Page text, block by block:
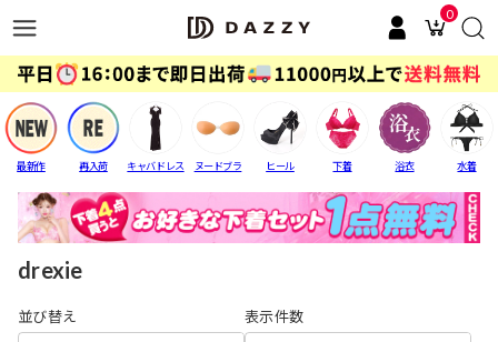
0
最新作 再入荷 キャバドレス ヌードブラ ヒール 下着 浴衣 水着
drexie
並び替え 表示件数